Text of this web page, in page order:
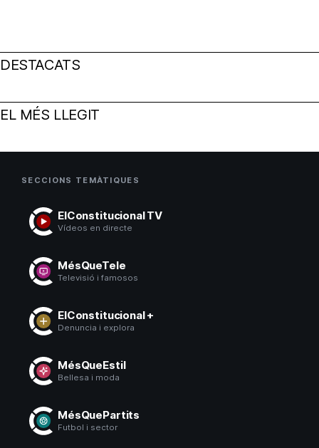
DESTACATS
EL MÉS LLEGIT
SECCIONS TEMÀTIQUES
ElConstitucional TV
Vídeos en directe
MésQueTele
Televisió i famosos
ElConstitucional +
Denuncia i explora
MésQueEstil
Bellesa i moda
MésQuePartits
Futbol i sector